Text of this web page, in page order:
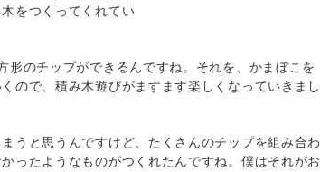
をつくってくれてい
のチップができるんですね。それを、かまぼこを
ので、積み木遊びがますます楽しくなっていきまし
うと思うんですけど、たくさんのチップを組み合わ
ったようなものがつくれたんですね。僕はそれがお